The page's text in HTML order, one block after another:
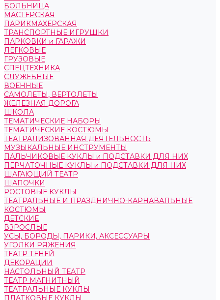
БОЛЬНИЦА
МАСТЕРСКАЯ
ПАРИКМАХЕРСКАЯ
ТРАНСПОРТНЫЕ ИГРУШКИ
ПАРКОВКИ и ГАРАЖИ
ЛЕГКОВЫЕ
ГРУЗОВЫЕ
СПЕЦТЕХНИКА
СЛУЖЕБНЫЕ
ВОЕННЫЕ
САМОЛЕТЫ, ВЕРТОЛЕТЫ
ЖЕЛЕЗНАЯ ДОРОГА
ШКОЛА
ТЕМАТИЧЕСКИЕ НАБОРЫ
ТЕМАТИЧЕСКИЕ КОСТЮМЫ
ТЕАТРАЛИЗОВАННАЯ ДЕЯТЕЛЬНОСТЬ
МУЗЫКАЛЬНЫЕ ИНСТРУМЕНТЫ
ПАЛЬЧИКОВЫЕ КУКЛЫ и ПОДСТАВКИ ДЛЯ НИХ
ПЕРЧАТОЧНЫЕ КУКЛЫ и ПОДСТАВКИ ДЛЯ НИХ
ШАГАЮЩИЙ ТЕАТР
ШАПОЧКИ
РОСТОВЫЕ КУКЛЫ
ТЕАТРАЛЬНЫЕ И ПРАЗДНИЧНО-КАРНАВАЛЬНЫЕ
КОСТЮМЫ
ДЕТСКИЕ
ВЗРОСЛЫЕ
УСЫ, БОРОДЫ, ПАРИКИ, АКСЕССУАРЫ
УГОЛКИ РЯЖЕНИЯ
ТЕАТР ТЕНЕЙ
ДЕКОРАЦИИ
НАСТОЛЬНЫЙ ТЕАТР
ТЕАТР МАГНИТНЫЙ
ТЕАТРАЛЬНЫЕ КУКЛЫ
ПЛАТКОВЫЕ КУКЛЫ